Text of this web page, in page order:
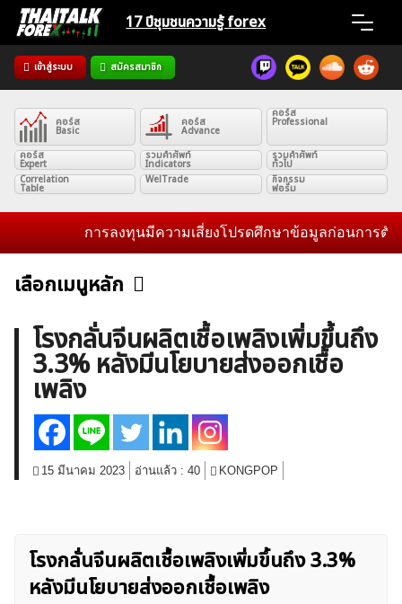
Skip
content
17 ปีชุมชนความรู้ forex
เข้าสู่ระบบ สมัครสมาชิก
Home
News
Articles
VPS Register
ค้นหา
สำหรับ:
คอร์ส
Basic
คอร์ส
Advance
คอร์ส
Professional
คอร์ส
Expert
รวมคำศัพท์
Indicators
รวมคำศัพท์
ทั่วไป
Correlation
Table
WelTrade กิจกรรม
ฟอรั่ม
การลงทุนมีความเสี่ยงโปรดศึกษาข้อมูลก่อนการตัดสิ
เลือกเมนูหลัก
ข่าวฟอเร็กซ์และสกุลเงิน คริปโตเคอร์เรนซี
ฟรีซิกแนล รายวัน
บทวิเคราะห์
เศรษฐกิจทั่วไป ดัชนี-หุ้น
พันธบัตร
สินค้าโภคภัณฑ์
กองทุน Forex
ฟรี EA
โรงกลั่นจีนผลิตเชื้อเพลิงเพิ่มขึ้นถึง
3.3% หลังมีนโยบายส่งออกเชื้อ
เพลิง
15 มีนาคม 2023 อ่านแล้ว : 40 KONGPOP
โรงกลั่นจีนผลิตเชื้อเพลิงเพิ่มขึ้นถึง 3.3%
หลังมีนโยบายส่งออกเชื้อเพลิง